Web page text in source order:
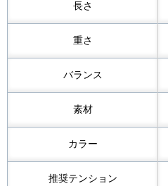
長さ
重さ
バランス
素材
カラー
推奨テンション